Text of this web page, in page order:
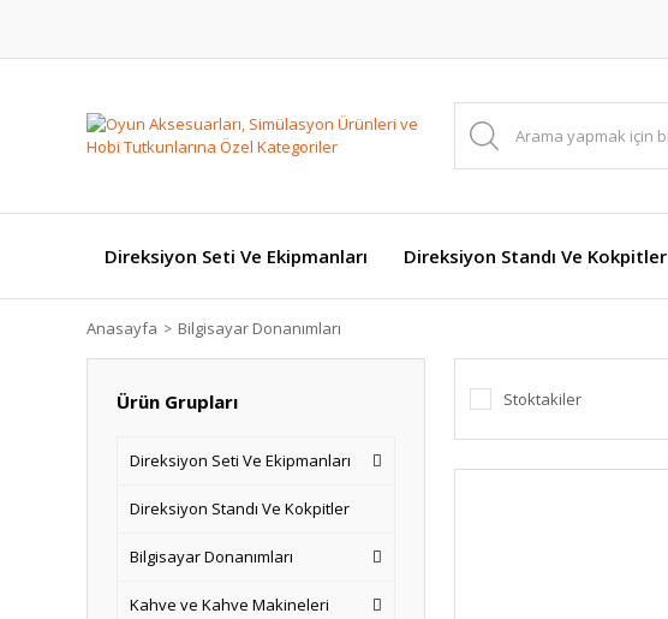
Direksiyon Seti Ve Ekipmanları Direksiyon Standı Ve Kokpitler
Anasayfa Bilgisayar Donanımları
Ürün Grupları
Direksiyon Seti Ve Ekipmanları
Direksiyon Standı Ve Kokpitler
Bilgisayar Donanımları
Kahve ve Kahve Makineleri
Stoktakiler